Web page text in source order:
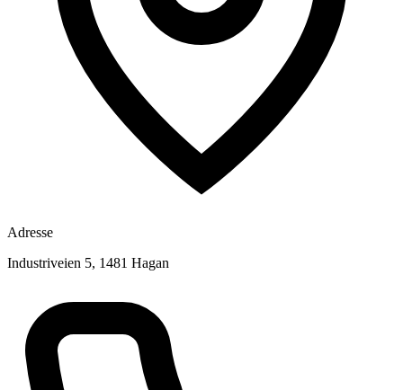
Adresse
Industriveien 5, 1481 Hagan